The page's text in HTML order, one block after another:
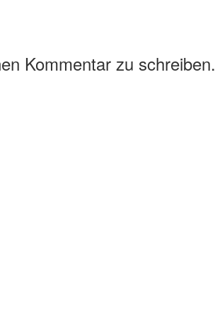
Kommentar zu schreiben.